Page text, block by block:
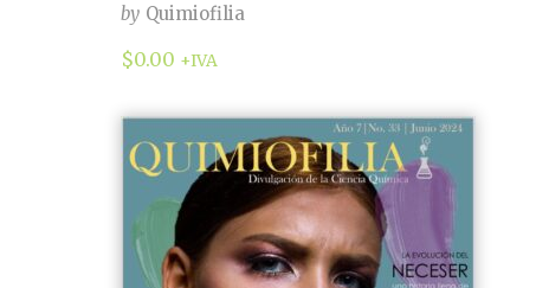
by Quimiofilia
$0.00 +IVA